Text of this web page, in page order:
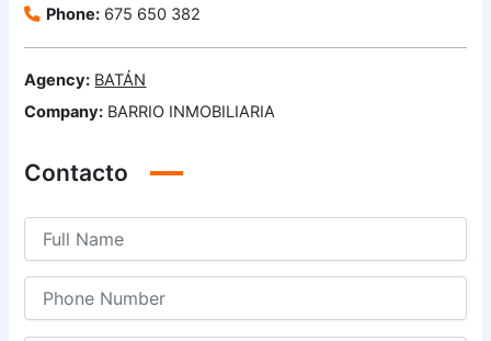
Phone: 675 650 382
Agency: BATÁN
Company: BARRIO INMOBILIARIA
Contacto